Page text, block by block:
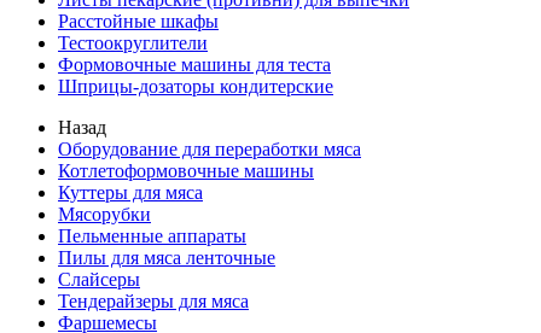
Расстойные шкафы
Тестоокруглители
Формовочные машины для теста
Шприцы-дозаторы кондитерские
Назад
Оборудование для переработки мяса
Котлетоформовочные машины
Куттеры для мяса
Мясорубки
Пельменные аппараты
Пилы для мяса ленточные
Слайсеры
Тендерайзеры для мяса
Фаршемесы